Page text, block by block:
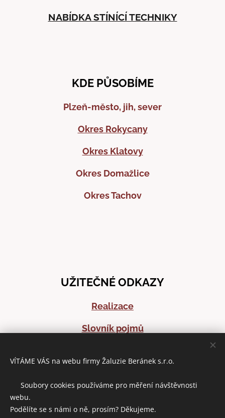
NABÍDKA STÍNÍCÍ TECHNIKY
KDE PŮSOBÍME
Plzeň-město, jih, sever
Okres Rokycany
Okres Klatovy
Okres Domažlice
Okres Tachov
UŽITEČNÉ ODKAZY
Realizace
Slovník pojmů
DOMLUVIT ZAMĚŘENÍ
VÍTÁME VÁS na webu firmy Žaluzie Beránek s.r.o.
🍪 Soubory cookies používáme pro měření návštěvnosti
webu.
Podělíte se s námi o ně, prosím? Děkujeme.